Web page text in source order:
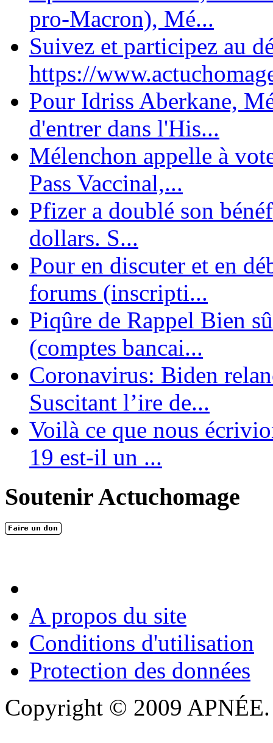
pro-Macron), Mé...
Suivez et participez au
https://
Pour Idriss Aberkane,
d'entrer dans l'His...
Mélenchon appelle à
Pass Vaccinal,...
Pfizer a doublé son
dollars. S...
Pour en discuter et en
forums (inscripti...
Piqûre de Rappel Bien
(comptes bancai...
Coronavirus: Biden
Suscitant l’ire de...
Voilà ce que nous
19 est-il un ...
Soutenir Actuchomage
A propos du site
Conditions d'utilisation
Protection des données
Copyright © 2009 APNÉE.